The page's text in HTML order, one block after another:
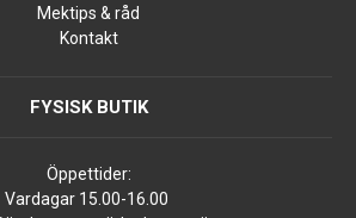
Mektips & råd
Kontakt
FYSISK BUTIK
Öppettider:
Vardagar 15.00-16.00